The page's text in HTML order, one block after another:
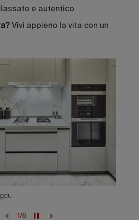
e autentico.
Vivi appieno la vita con un
1/6